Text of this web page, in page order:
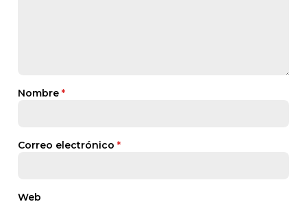
Nombre *
Correo electrónico *
Web